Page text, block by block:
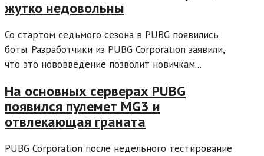
жутко недовольны
Со стартом седьмого сезона в PUBG появились
боты. Разработчики из PUBG Corporation заявили,
что это нововведение позволит новичкам...
На основных серверах PUBG
появился пулемет MG3 и
отвлекающая граната
PUBG Corporation после недельного тестирование